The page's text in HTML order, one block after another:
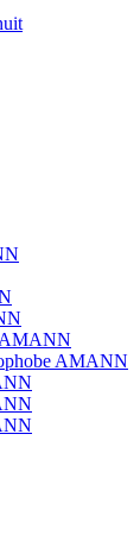
AMANN
AMANN